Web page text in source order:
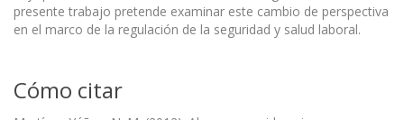
presente trabajo pretende examinar este cambio de perspectiva
en el marco de la regulación de la seguridad y salud laboral.
Cómo citar